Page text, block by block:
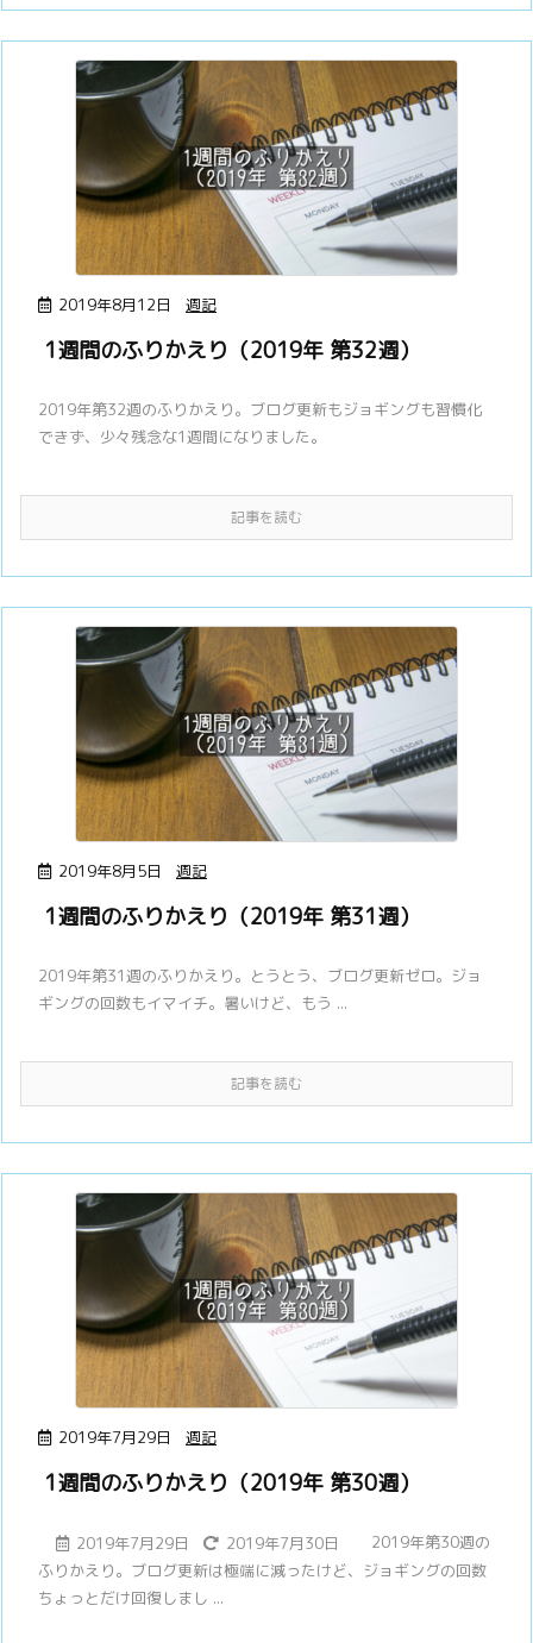
2019年8月12日 週記
1週間のふりかえり（2019年 第32週）
2019年第32週のふりかえり。ブログ更新もジョギングも習慣化
できず、少々残念な1週間になりました。
記事を読む
2019年8月5日 週記
1週間のふりかえり（2019年 第31週）
2019年第31週のふりかえり。とうとう、ブログ更新ゼロ。ジョ
ギングの回数もイマイチ。暑いけど、もう ...
記事を読む
2019年7月29日 週記
1週間のふりかえり（2019年 第30週）
2019年7月29日 2019年7月30日
2019年第30週の
ふりかえり。ブログ更新は極端に減ったけど、ジョギングの回数
ちょっとだけ回復しまし ...